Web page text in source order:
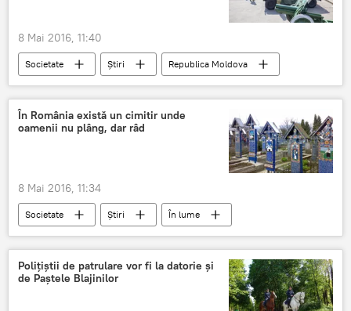
8 Mai 2016, 11:40
Societate Știri
Republica Moldova
Moldova
PMAN
Dragon Pioneer
militari americani
În România există un cimitir unde
oamenii nu plâng, dar râd
8 Mai 2016, 11:34
Societate Știri
În lume
Moldova
România cimitirul vesel
Polițiștii de patrulare vor fi la datorie și
de Paștele Blajinilor